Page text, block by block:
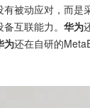
有被动应对，而是
互联能力。 华为
为还在自研的